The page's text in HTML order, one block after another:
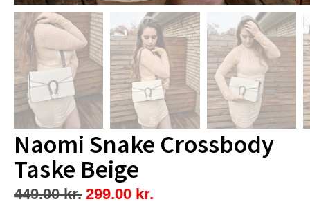
Naomi Snake Crossbody
Taske Beige
449.00kr. 299.00 kr.